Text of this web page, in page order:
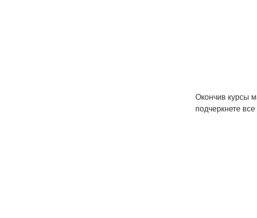
Окончив курсы
подчеркнете